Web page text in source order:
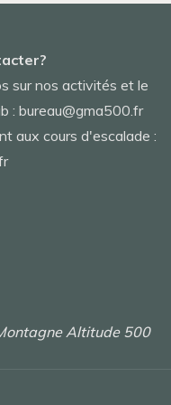
sur nos activités et le
: bureau@gma500.fr
aux cours d'escalade :
Altitude 500